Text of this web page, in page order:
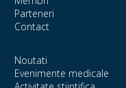
Parteneri
Contact
Noutati
Evenimente medicale